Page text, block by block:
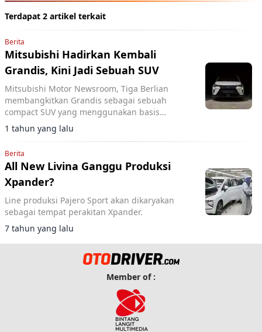
Terdapat 2 artikel terkait
Berita
Mitsubishi Hadirkan Kembali
Grandis, Kini Jadi Sebuah SUV
Mitsubishi Motor Newsroom, Tiga Berlian
membangkitkan Grandis sebagai sebuah
compact SUV yang menggunakan basis
platform CMF-B yang dibuat oleh aliansi
Renault, Nissan dan Mitsubishi.
1 tahun yang lalu
Berita
All New Livina Ganggu Produksi
Xpander?
Line produksi Pajero Sport akan dikaryakan
sebagai tempat perakitan Xpander.
7 tahun yang lalu
Member of :